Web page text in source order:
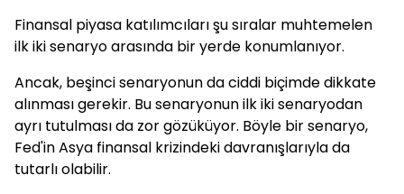
Finansal piyasa katılımcıları şu sıralar muhtemelen
ilk iki senaryo arasında bir yerde konumlanıyor.
Ancak, beşinci senaryonun da ciddi biçimde dikkate
alınması gerekir. Bu senaryonun ilk iki senaryodan
ayrı tutulması da zor gözüküyor. Böyle bir senaryo,
Fed'in Asya finansal krizindeki davranışlarıyla da
tutarlı olabilir.